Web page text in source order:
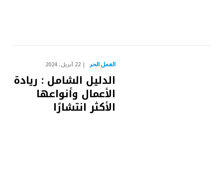
العمل الحر 22 أبريل، 2024
الدليل الشامل : ريادة
الأعمال وأنواعها
الأكثر انتشارًا